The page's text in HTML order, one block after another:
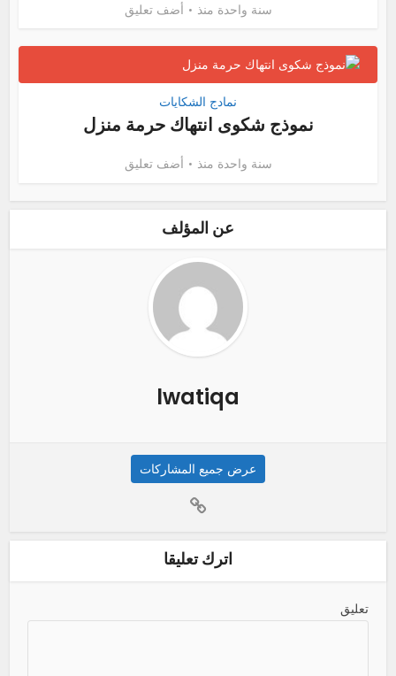
سنة واحدة منذ أضف تعليق
نمادج الشكايات
نموذج شكوى انتهاك حرمة منزل
سنة واحدة منذ أضف تعليق
عن المؤلف
lwatiqa
عرض جميع المشاركات
اترك تعليقا
تعليق